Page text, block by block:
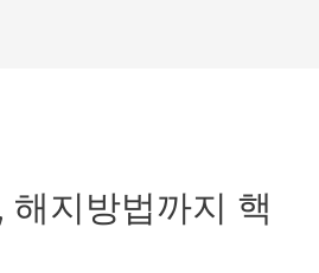
지방법까지 핵